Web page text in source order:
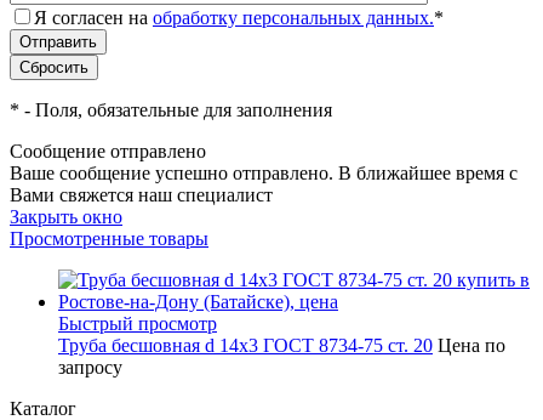
Я согласен на обработку персональных данных.*
* - Поля, обязательные для заполнения
Сообщение отправлено
Ваше сообщение успешно отправлено. В ближайшее время с
Вами свяжется наш специалист
Закрыть окно
Просмотренные товары
Быстрый просмотр
Труба бесшовная d 14x3 ГОСТ 8734-75 ст. 20 Цена по
запросу
Каталог